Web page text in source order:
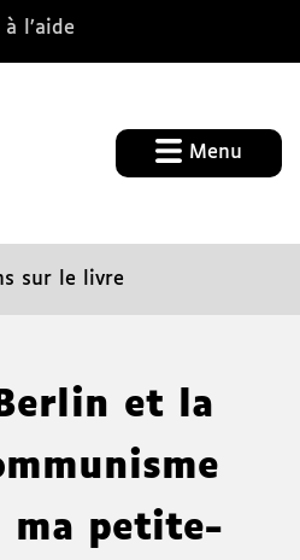
l’aide
Menu
sur le livre
et la
ma petite-